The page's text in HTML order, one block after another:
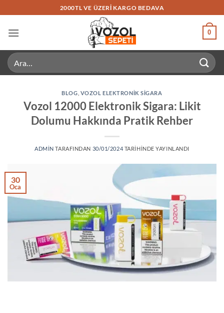
atla
2000TL VE ÜZERI KARGO BEDAVA
0
Ara:
BLOG VOZOL ELEKTRONIK SIGARA
Vozol 12000 Elektronik Sigara: Likit
Dolumu Hakkında Pratik Rehber
ADMIN TARAFINDAN 30/01/2024TARIHINDE YAYINLANDI
30
Oca